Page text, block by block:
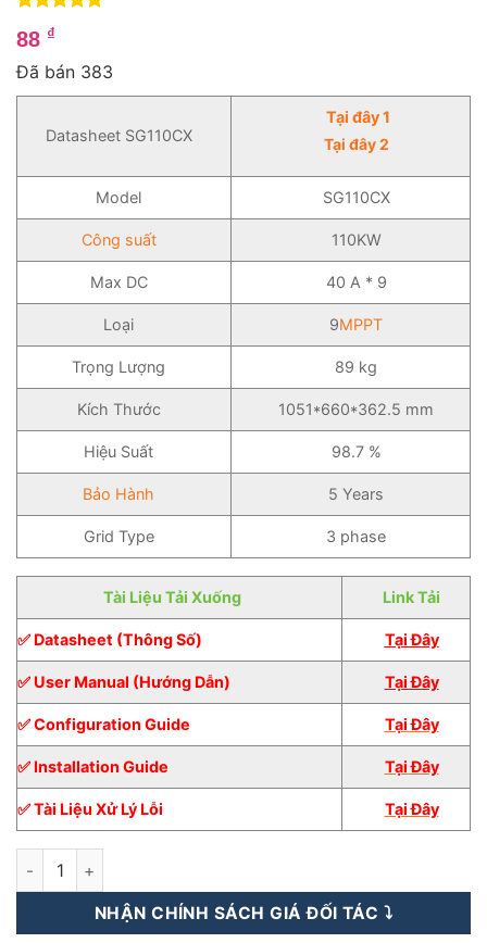
trên 5
dựa trên
88 ₫
Đã bán 383
Datasheet SG110CX
Tại đây 1
Tại đây 2
Model SG110CX
Công suất 110KW
Max DC 40 A * 9
Loại 9MPPT
Trọng Lượng 89 kg
Kích Thước 1051*660*362.5 mm
Hiệu Suất 98.7 %
Bảo Hành 5 Years
Grid Type 3 phase
Tài Liệu Tải Xuống Link Tải
✅ Datasheet (Thông Số) Tại Đây
✅ User Manual (Hướng Dẫn) Tại Đây
✅ Configuration Guide Tại Đây
✅ Installation Guide Tại Đây
✅ Tài Liệu Xử Lý Lỗi Tại Đây
Inverter Hòa Lưới Sungrow 110KW 3 pha [Giá Sỉ] số lượng
NHẬN CHÍNH SÁCH GIÁ ĐỐI TÁC ⤵️